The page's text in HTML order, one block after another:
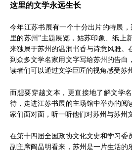
这里的文学永远生长
今年江苏书展有一个十分出片的特展
里的苏州”主题展览，姑苏印象、纸上
来独属于苏州的温润书香与诗意风雅。
到众多文学名家用文字写给苏州的告白
读者们可以通过文学巨匠的视角感受苏
而想要穿越文本，更直接地了解文学
待，走进江苏书展的主场馆中举办的阅
家们面对面，听一听他们对苏州与苏州
在第十四届全国政协文化文史和学习委
副主席阎晶明看来，苏州是一片生活的